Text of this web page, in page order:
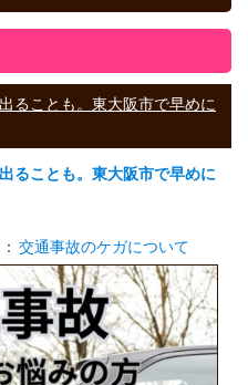
ることも。東大阪市で早めに
ることも。東大阪市で早めに
交通事故のケガについて